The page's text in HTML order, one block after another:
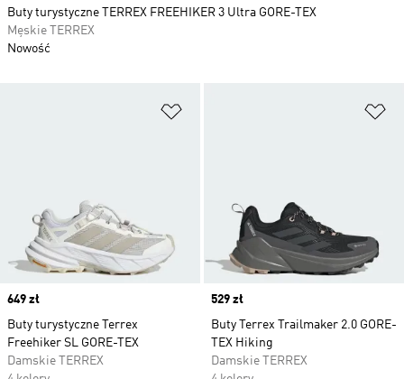
Price
649 zł
Buty turystyczne Terrex
Freehiker SL GORE-TEX
Damskie TERREX
Price
529 zł
Buty Terrex Trailmaker 2.0 GORE-
TEX Hiking
Damskie TERREX
Buty turystyczne TERREX FREEHIKER 3 Ultra GORE-TEX
Męskie TERREX
Nowość